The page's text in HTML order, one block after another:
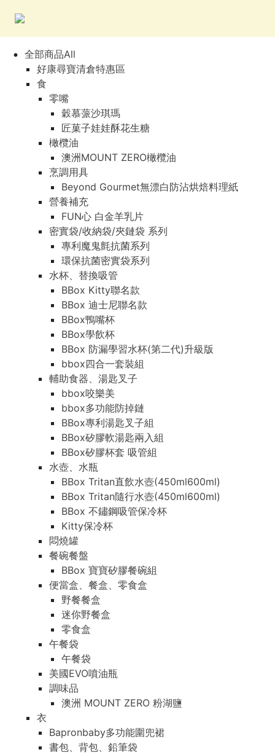
全部商品All
好康尋寶清倉特惠區
食
零嘴
穀慕蒎沙琪瑪
匠菓子娃娃酥花生糖
橄欖油
澳洲MOUNT ZERO橄欖油
烹調用具
Beyond Gourmet無漂白防沾烘焙料理紙
營養補充
FUN心 白金羊乳片
密實袋/收納袋/夾鏈袋 系列
專利魔鬼氈抗菌系列
環保抗菌密實袋系列
水杯、替換吸管
BBox Kitty聯名款
BBox 迪士尼聯名款
BBox鴨嘴杯
BBox學飲杯
BBox 防漏學習水杯(第二代)升級版
bbox四合一套裝組
輔助食器、湯匙叉子
bbox咬樂美
bbox多功能防掉鏈
BBox專利湯匙叉子組
BBox矽膠軟湯匙兩入組
BBox矽膠杯套 吸管組
水壺、水瓶
BBox Tritan直飲水壺(450ml600ml)
BBox Tritan隨行水壺(450ml600ml)
BBox 不鏽鋼吸管保冷杯
Kitty保冷杯
悶燒罐
餐碗餐盤
BBox 寶寶矽膠餐碗組
便當盒、餐盒、零食盒
野餐餐盒
迷你野餐盒
零食盒
午餐袋
午餐袋
美國EVO噴油瓶
調味品
澳洲 MOUNT ZERO 粉湖鹽
衣
Bapronbaby多功能圍兜裙
書包、背包、鉛筆袋